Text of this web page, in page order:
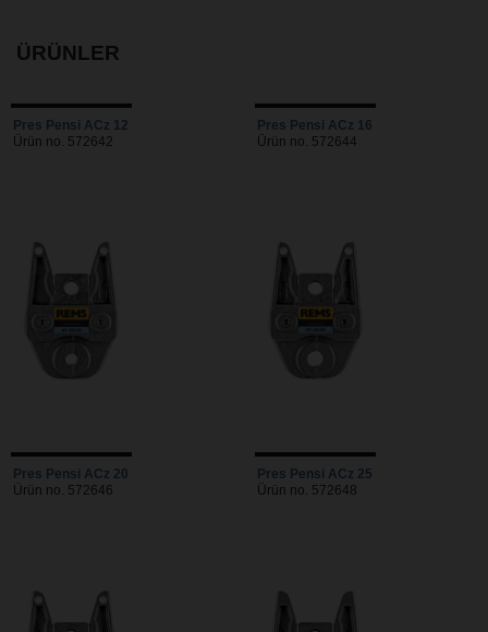
ÜRÜNLER
Pres Pensi ACz 12
Ürün no. 572642
Pres Pensi ACz 16
Ürün no. 572644
Pres Pensi ACz 20
Ürün no. 572646
Pres Pensi ACz 25
Ürün no. 572648